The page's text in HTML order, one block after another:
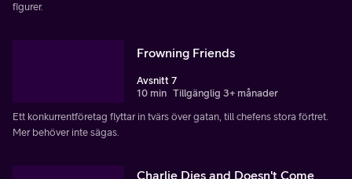
figurer.
Frowning Friends
Avsnitt 7
10 min Tillgänglig 3+ månader
Ett konkurrentföretag flyttar in tvärs över gatan, till chefens stora förtret.
Mer behöver inte sägas.
Charlie Dies and Doesn't Come